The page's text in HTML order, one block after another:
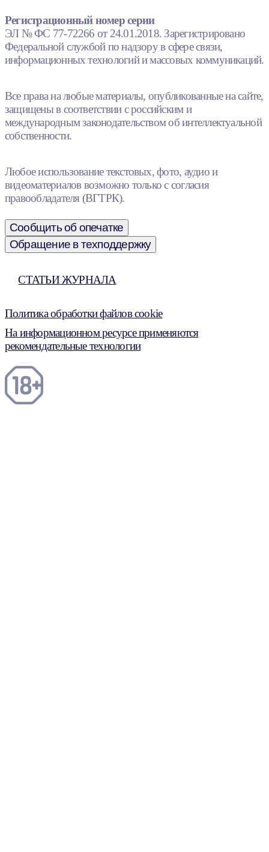
Регистрационный номер серии
ЭЛ № ФС 77-72266 от 24.01.2018. Зарегистрировано
Федеральной службой по надзору в сфере связи,
информационных технологий и массовых коммуникаций.
Все права на любые материалы, опубликованные на сайте,
защищены в соответствии с российским и
международным законодательством об интеллектуальной
собственности.
Любое использование текстовых, фото, аудио и
видеоматериалов возможно только с согласия
правообладателя (ВГТРК).
Сообщить об опечатке
Обращение в техподдержку
СТАТЬИ ЖУРНАЛА
Политика обработки файлов cookie
На информационном ресурсе применяются
рекомендательные технологии